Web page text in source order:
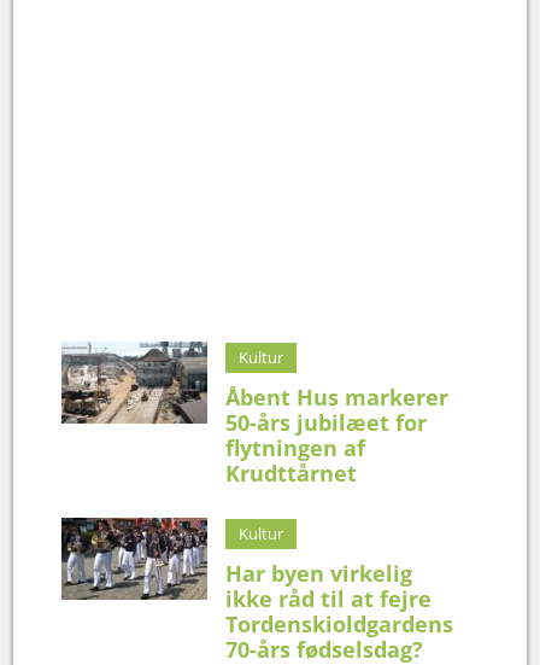
Kultur
Åbent Hus markerer
50-års jubilæet for
flytningen af
Krudttårnet
Kultur
Har byen virkelig
ikke råd til at fejre
Tordenskioldgardens
70-års fødselsdag?